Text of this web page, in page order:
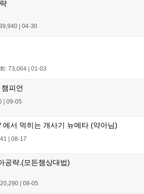
04-30
: 73,064 | 01-03
피언
| 09-05
에서 먹히는 개사기 뉴메타 (약아님)
| 08-17
공략.(모든챔상대법)
| 08-05